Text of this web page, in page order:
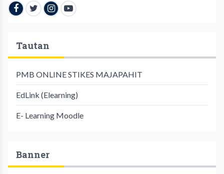
Tautan
PMB ONLINE STIKES MAJAPAHIT
EdLink (Elearning)
E- Learning Moodle
Banner